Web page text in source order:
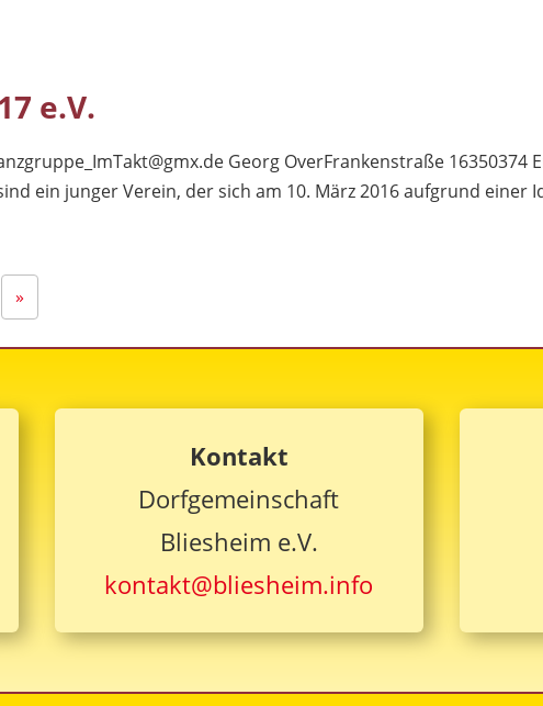
e.V.
Georg OverFrankenstraße 16350374
ein junger Verein, der sich am 10. März 2016 aufgrund einer
»
Kontakt
Dorfgemeinschaft
Bliesheim e.V.
kontakt@bliesheim.info